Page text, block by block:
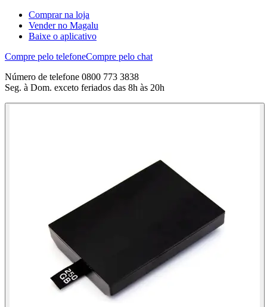
Comprar na loja
Vender no Magalu
Baixe o aplicativo
Compre pelo telefoneCompre pelo chat
Número de telefone 0800 773 3838
Seg. à Dom. exceto feriados das 8h às 20h